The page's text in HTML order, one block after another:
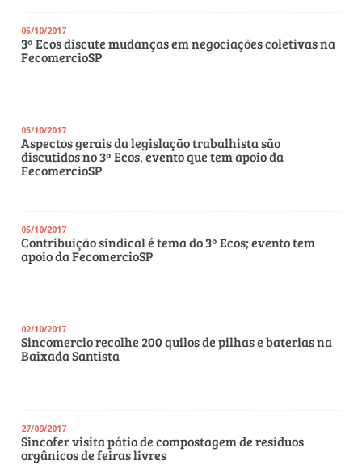
05/10/2017
3º Ecos discute mudanças em negociações coletivas na
FecomercioSP
05/10/2017
Aspectos gerais da legislação trabalhista são
discutidos no 3º Ecos, evento que tem apoio da
FecomercioSP
05/10/2017
Contribuição sindical é tema do 3º Ecos; evento tem
apoio da FecomercioSP
02/10/2017
Sincomercio recolhe 200 quilos de pilhas e baterias na
Baixada Santista
27/09/2017
Sincofer visita pátio de compostagem de resíduos
orgânicos de feiras livres